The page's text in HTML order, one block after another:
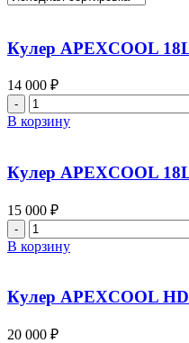
Кулер APEXCOOL
14 000 ₽
В корзину
Кулер APEXCOOL
15 000 ₽
В корзину
Кулер APEXCOOL
20 000 ₽